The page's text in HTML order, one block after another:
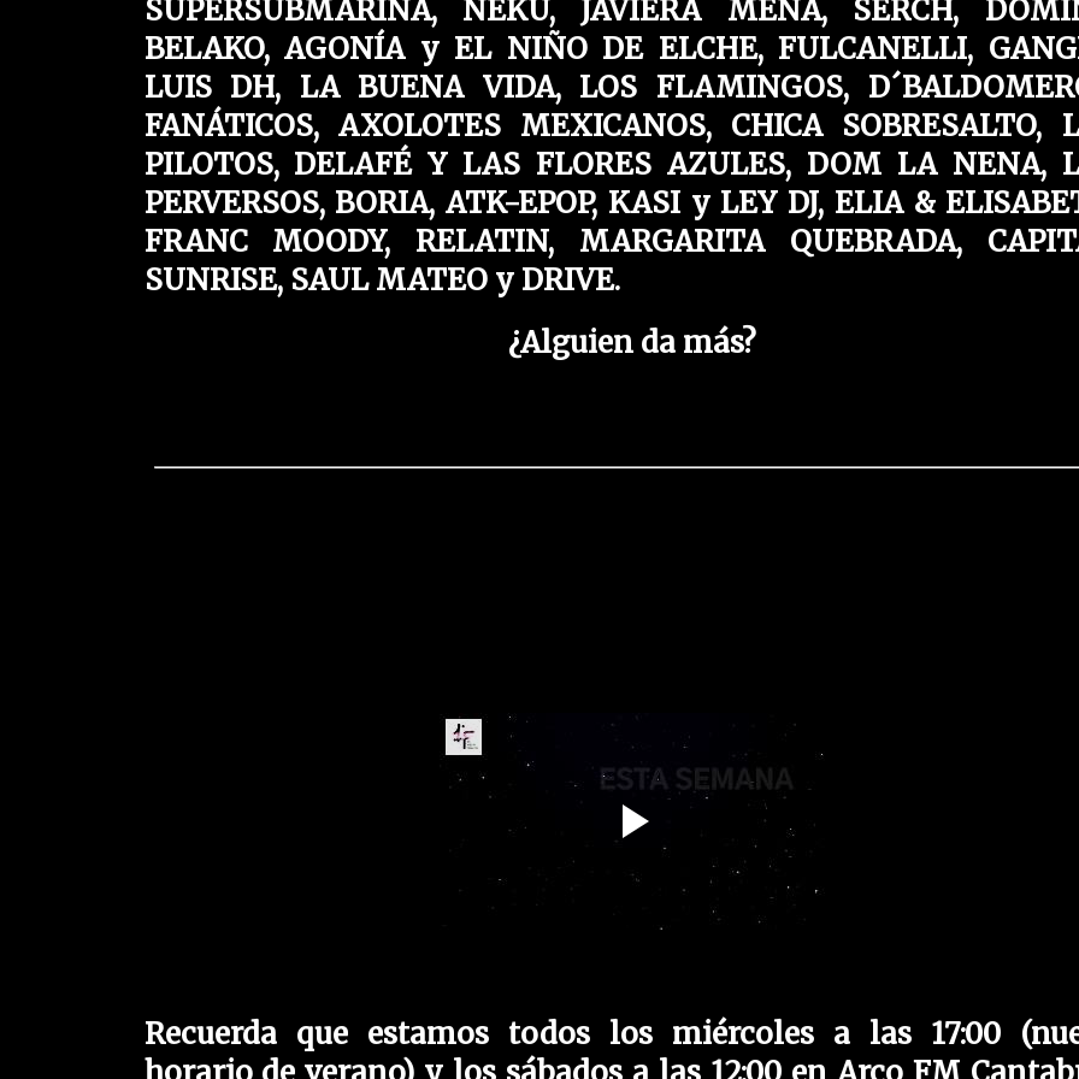
SUPERSUBMARINA, ÑEKÜ, JAVIERA MENA, SERCH,
BELAKO, AGONÍA y EL NIÑO DE ELCHE, FULCANELLI,
LUIS DH, LA BUENA VIDA, LOS FLAMINGOS,
FANÁTICOS, AXOLOTES MEXICANOS, CHICA SOBRESALTO,
PILOTOS, DELAFÉ Y LAS FLORES AZULES, DOM LA NENA,
PERVERSOS, BORIA, ATK-EPOP, KASI y LEY DJ, ELIA &
FRANC MOODY, RELATIN, MARGARITA QUEBRADA,
SUNRISE, SAUL MATEO y DRIVE.
¿Alguien da más?
Recuerda que estamos todos los miércoles a las 17:00